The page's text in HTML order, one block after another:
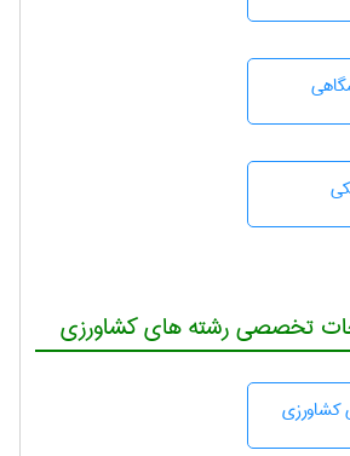
تخصصی رشته های کشاورزی
كشاورزی